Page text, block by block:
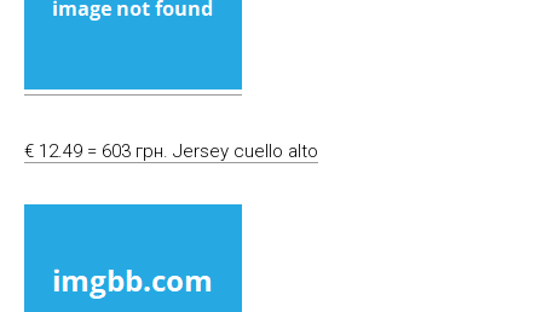
€ 12.49 = 603 грн. Jersey cuello alto